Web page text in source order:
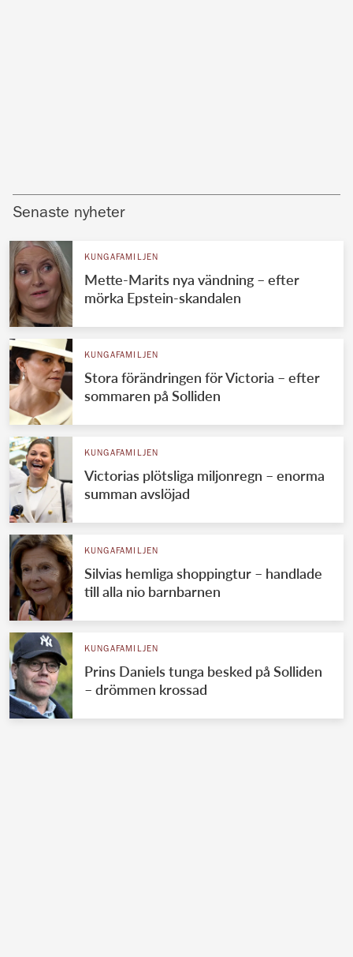
Senaste nyheter
KUNGAFAMILJEN
Mette-Marits nya vändning – efter
mörka Epstein-skandalen
KUNGAFAMILJEN
Stora förändringen för Victoria – efter
sommaren på Solliden
KUNGAFAMILJEN
Victorias plötsliga miljonregn – enorma
summan avslöjad
KUNGAFAMILJEN
Silvias hemliga shoppingtur – handlade
till alla nio barnbarnen
KUNGAFAMILJEN
Prins Daniels tunga besked på Solliden
– drömmen krossad